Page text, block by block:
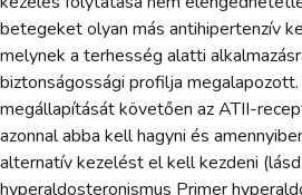
betegeket olyan más antihipertenzív
melynek a terhesség alatti
biztonságossági profilja megalapozott.
megállapítását követően az ATII-
azonnal abba kell hagyni és
alternatív kezelést el kell kezdeni
hyperaldosteronismus Primer